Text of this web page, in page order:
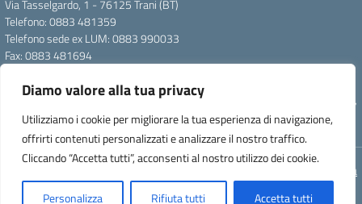
Diamo valore alla tua privacy
Utilizziamo i cookie per migliorare la tua esperienza di navigazione,
offrirti contenuti personalizzati e analizzare il nostro traffico.
Cliccando “Accetta tutti”, acconsenti al nostro utilizzo dei cookie.
Personalizza Rifiuta tutti Accetta tutti
Via Tasselgardo, 1 - 76125 Trani (BT)
Telefono: 0883 481359
Telefono sede ex LUM: 0883 990033
Fax: 0883 481694
Pec: btpc210007@pec.istruzione.it
Codice Meccanografico: istsc_btpc210007 - Codice Fiscale: 92058830727
- Codice Univoco d'ufficio: UFG4S9
Concept & Design by Designers Italia